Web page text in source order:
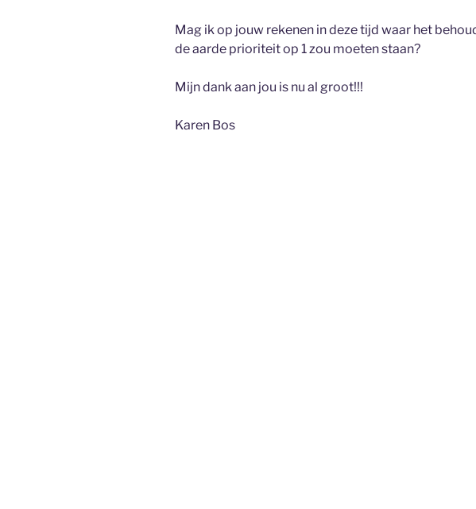
Mag ik op jouw rekenen in deze tijd waar het
de aarde prioriteit op 1 zou moeten staan?
Mijn dank aan jou is nu al groot!!!
Karen Bos